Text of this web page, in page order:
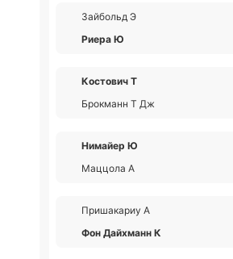
Зайбольд Э
Риера Ю
Костович Т
Брокманн Т Дж
Нимайер Ю
Маццола А
Пришакариу А
Фон Дайхманн К